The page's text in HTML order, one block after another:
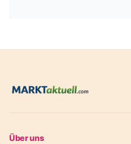
Über uns